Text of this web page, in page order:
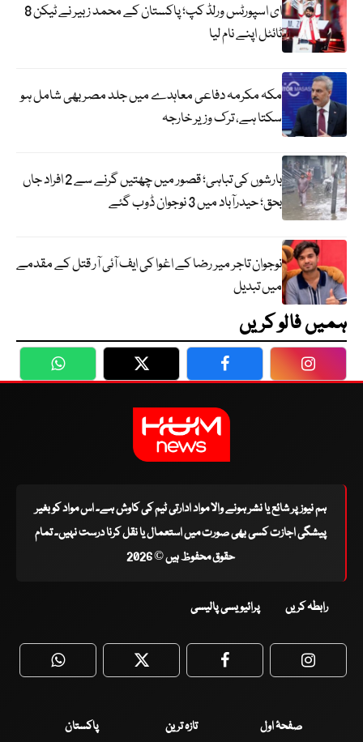
ای اسپورٹس ورلڈ کپ؛ پاکستان کے محمد زبیر نے ٹیکن 8
ٹائٹل اپنے نام لیا
مکہ مکرمہ دفاعی معاہدے میں جلد مصر بھی شامل ہو
سکتا ہے، ترک وزیر خارجہ
بارشوں کی تباہی؛ قصور میں چھتیں گرنے سے 2 افراد جاں
بحق؛ حیدرآباد میں 3 نوجوان ڈوب گئے
نوجوان تاجر میر رضا کے اغوا کی ایف آئی آر قتل کے مقدمے
میں تبدیل
ہمیں فالو کریں
WhatsApp Twitter Facebook
ہم نیوز پر شائع یا نشر ہونے والا مواد ادارتی ٹیم کی کاوش ہے۔ اس مواد کو بغیر
پیشگی اجازت کسی بھی صورت میں استعمال یا نقل کرنا درست نہیں۔ تمام
حقوق محفوظ ہیں © 2026
رابطہ کریں پرائیویسی پالیسی
WhatsApp Twitter Facebook
صفحۂ اول تازہ ترین
پاکستان